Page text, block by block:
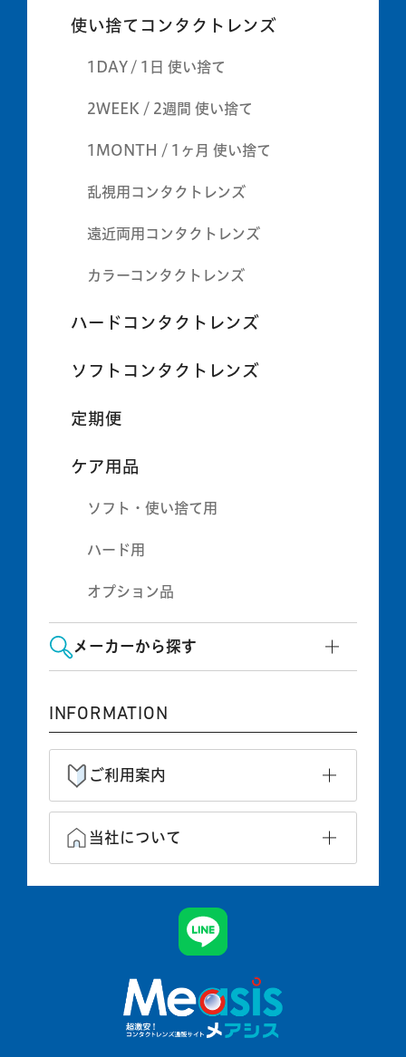
使い捨てコンタクトレンズ
1DAY / 1日 使い捨て
2WEEK / 2週間 使い捨て
1MONTH / 1ヶ月 使い捨て
乱視用コンタクトレンズ
遠近両用コンタクトレンズ
カラーコンタクトレンズ
ハードコンタクトレンズ
ソフトコンタクトレンズ
定期便
ケア用品
ソフト・使い捨て用
ハード用
オプション品
メーカーから探す
INFORMATION
ご利用案内
当社について